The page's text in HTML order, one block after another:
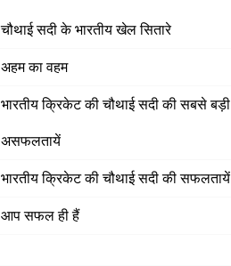
चौथाई सदी के भारतीय खेल सितारे
अहम का वहम
भारतीय क्रिकेट की चौथाई सदी की सबसे बड़ी
असफलतायें
भारतीय क्रिकेट की चौथाई सदी की सफलतायें
आप सफल ही हैं